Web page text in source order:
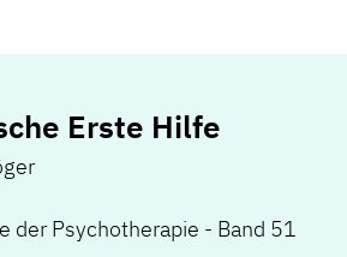
Erste Hilfe
der Psychotherapie - Band 51